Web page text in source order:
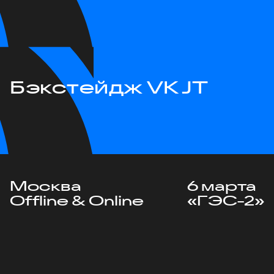
Бэкстейдж VK JT
Москва
Offline & Online
6 марта
«ГЭС-2»